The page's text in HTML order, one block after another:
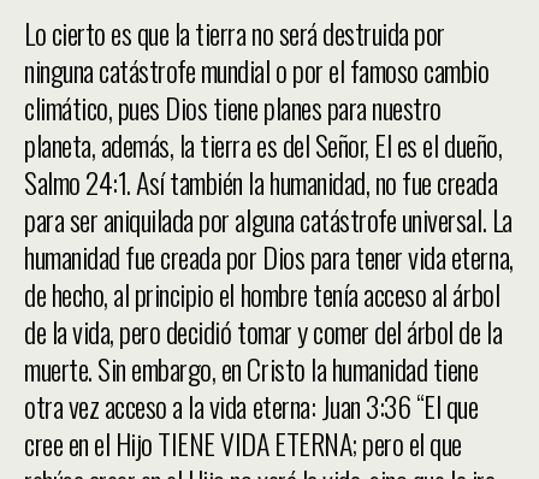
Lo cierto es que la tierra no será destruida por
ninguna catástrofe mundial o por el famoso cambio
climático, pues Dios tiene planes para nuestro
planeta, además, la tierra es del Señor, El es el dueño,
Salmo 24:1. Así también la humanidad, no fue creada
para ser aniquilada por alguna catástrofe universal. La
humanidad fue creada por Dios para tener vida eterna,
de hecho, al principio el hombre tenía acceso al árbol
de la vida, pero decidió tomar y comer del árbol de la
muerte. Sin embargo, en Cristo la humanidad tiene
otra vez acceso a la vida eterna: Juan 3:36 “El que
cree en el Hijo TIENE VIDA ETERNA; pero el que